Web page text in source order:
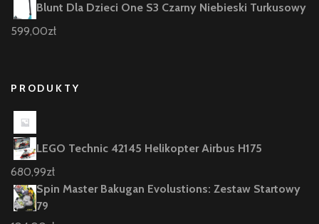
Blunt Dla Dzieci One S3 Czarny Niebieski Turkusowy
599,00zł
PRODUKTY
LEGO Technic 42145 Helikopter Airbus H175
680,99zł
Spin Master Bakugan Evolustions: Zestaw Startowy
79